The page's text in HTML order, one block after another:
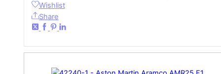
Wishlist
Share